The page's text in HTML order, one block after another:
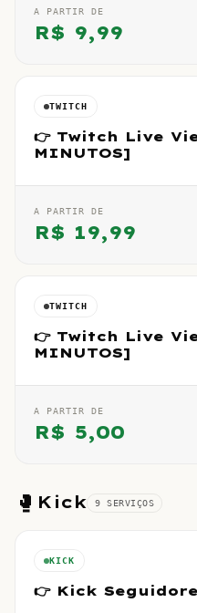
A PARTIR DE
R$ 9,99
TWITCH
👉 Twitch Live
MINUTOS]
A PARTIR DE
R$ 19,99
TWITCH
👉 Twitch Live
MINUTOS]
A PARTIR DE
R$ 5,00
🥊 Kick 9 SERVIÇOS
KICK
👉 Kick